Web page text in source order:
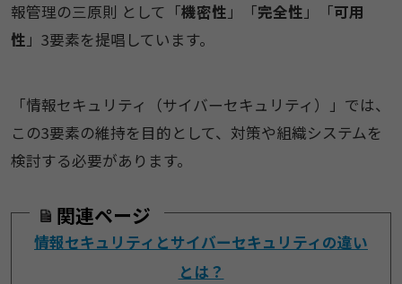
報管理の三原則 として「機密性 」「完全性 」「可用
性 」3要素を提唱しています。
「情報セキュリティ（サイバーセキュリティ）」では、
この3要素の維持を目的として、対策や組織システムを
検討する必要があります。
関連ページ
情報セキュリティとサイバーセキュリティの違い
とは？